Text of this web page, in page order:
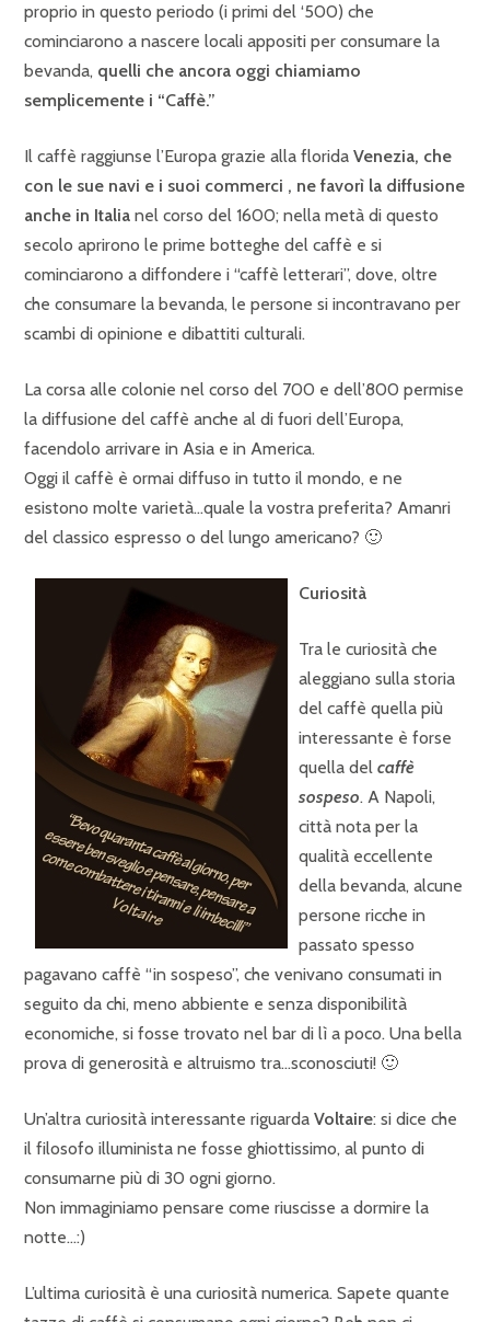
proprio in questo periodo (i primi del ‘500) che
cominciarono a nascere locali appositi per consumare la
bevanda, quelli che ancora oggi chiamiamo
semplicemente i “Caffè.”
Il caffè raggiunse l’Europa grazie alla florida Venezia, che
con le sue navi e i suoi commerci , ne favorì la diffusione
anche in Italia nel corso del 1600; nella metà di questo
secolo aprirono le prime botteghe del caffè e si
cominciarono a diffondere i “caffè letterari”, dove, oltre
che consumare la bevanda, le persone si incontravano per
scambi di opinione e dibattiti culturali.
La corsa alle colonie nel corso del 700 e dell’800 permise
la diffusione del caffè anche al di fuori dell’Europa,
facendolo arrivare in Asia e in America.
Oggi il caffè è ormai diffuso in tutto il mondo, e ne
esistono molte varietà…quale la vostra preferita? Amanri
del classico espresso o del lungo americano? 🙂
Curiosità
Tra le curiosità che
aleggiano sulla storia
del caffè quella più
interessante è forse
quella del caffè
sospeso. A Napoli,
città nota per la
qualità eccellente
della bevanda, alcune
persone ricche in
passato spesso
pagavano caffè “in sospeso”, che venivano consumati in
seguito da chi, meno abbiente e senza disponibilità
economiche, si fosse trovato nel bar di lì a poco. Una bella
prova di generosità e altruismo tra…sconosciuti! 🙂
Un’altra curiosità interessante riguarda Voltaire: si dice che
il filosofo illuminista ne fosse ghiottissimo, al punto di
consumarne più di 30 ogni giorno.
Non immaginiamo pensare come riuscisse a dormire la
notte…:)
L’ultima curiosità è una curiosità numerica. Sapete quante